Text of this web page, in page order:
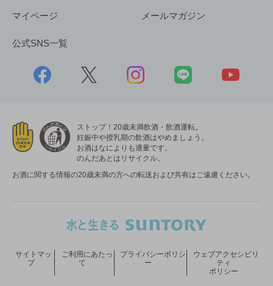
マイページ メールマガジン
公式SNS一覧
ストップ！20歳未満飲酒・飲酒運転。
妊娠中や授乳期の飲酒はやめましょう。
お酒はなによりも適量です。
のんだあとはリサイクル。
お酒に関する情報の20歳未満の方への転送および共有はご遠慮ください。
サイトマッ
プ
ご利用にあたっ
て
プライバシーポリシ
ー
ウェブアクセシビリ
ティ
ポリシー